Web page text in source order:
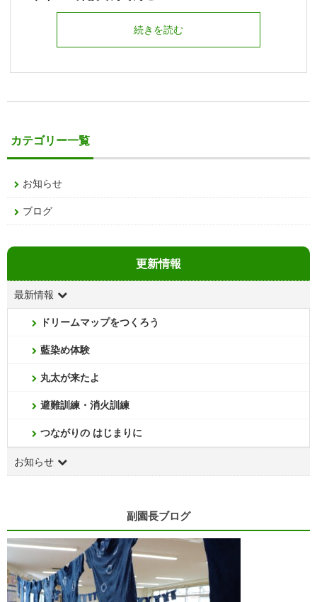
続きを読む
カテゴリー一覧
お知らせ
ブログ
更新情報
最新情報
ドリームマップをつくろう
藍染め体験
丸太が来たよ
避難訓練・消火訓練
つながりの はじまりに
お知らせ
副園長ブログ